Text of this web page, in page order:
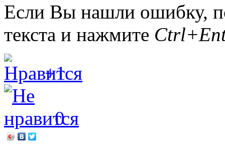
Если Вы нашли ошибку,
текста и нажмите
+1
0